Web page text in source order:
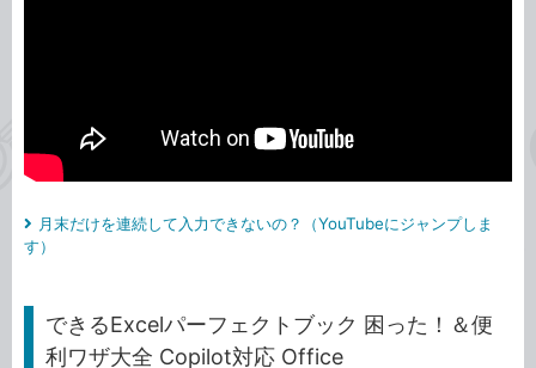
月末だけを連続して入力できないの？（YouTubeにジャンプしま
す）
できるExcelパーフェクトブック 困った！＆便
利ワザ大全 Copilot対応 Office